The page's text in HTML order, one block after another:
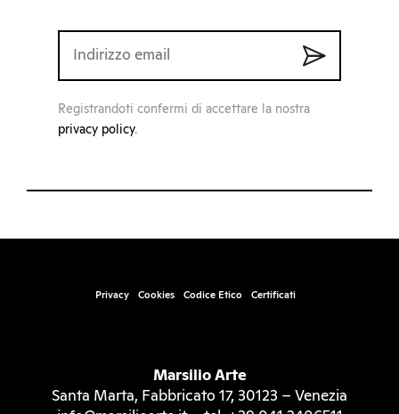
Registrandoti confermi di accettare la nostra
privacy policy.
Privacy Cookies Codice Etico Certificati
Marsilio Arte
Santa Marta, Fabbricato 17, 30123 – Venezia